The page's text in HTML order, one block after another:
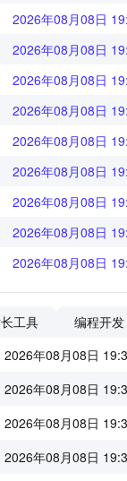
2026年08月08日
2026年08月08日
2026年08月08日
2026年08月08日
2026年08月08日
2026年08月08日
2026年08月08日
2026年08月08日
2026年08月08日
工具 编程开发
2026年08月08日
2026年08月08日
2026年08月08日
2026年08月08日